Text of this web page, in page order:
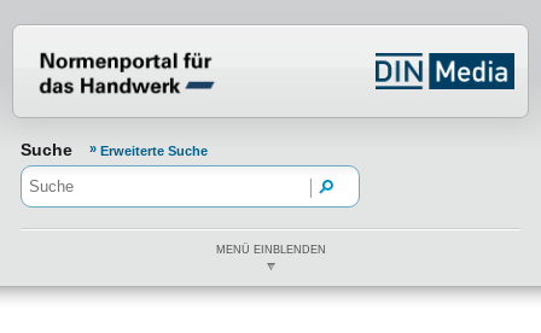
Suche Erweiterte Suche
MENÜ EINBLENDEN